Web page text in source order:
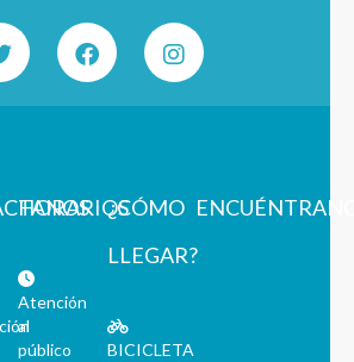
HORARIOS
Atención
al
público
¿CÓMO
LLEGAR?
BICICLETA